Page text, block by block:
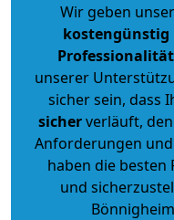
Wir geben
kostengünstig
Professionalität
unserer
sicher sein, dass
sicherverläuft,
Anforderungen
haben die besten
und